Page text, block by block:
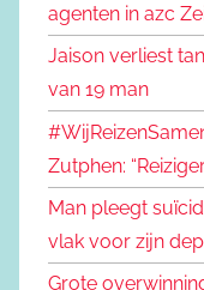
agenten in azc
Jaison verliest
van 19 man
Zutphen:
Man pleegt
vlak voor zijn
Grote